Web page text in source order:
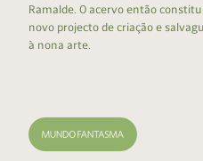
Ramalde. O acervo então
novo projecto de criação e
à nona arte.